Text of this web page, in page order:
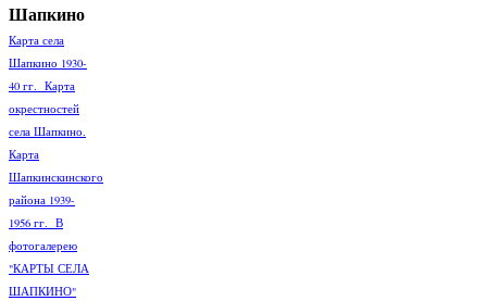
Шапкино
Карта села
Шапкино 1930-
40 гг. Карта
окрестностей
села Шапкино.
Карта
Шапкинскинского
района 1939-
1956 гг. В
фотогалерею
"КАРТЫ СЕЛА
ШАПКИНО"